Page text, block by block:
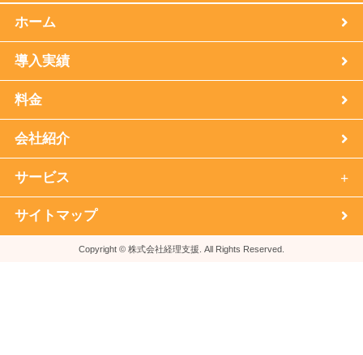
ホーム
導入実績
料金
会社紹介
サービス
サイトマップ
Copyright © 株式会社経理支援. All Rights Reserved.